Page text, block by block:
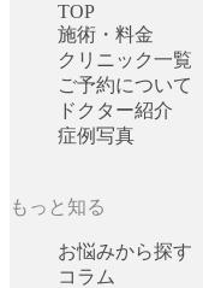
TOP
施術・料金
クリニック一覧
ご予約について
ドクター紹介
症例写真
もっと知る
お悩みから探す
コラム